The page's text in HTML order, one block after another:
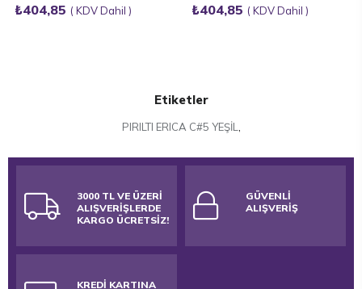
₺404,85 KDV Dahil ₺404,85 KDV Dahil
Etiketler
PIRILTI ERICA C#5 YEŞİL
3000 TL VE ÜZERİ
ALIŞVERİŞLERDE
KARGO ÜCRETSİZ!
GÜVENLİ
ALIŞVERİŞ
KREDİ KARTINA